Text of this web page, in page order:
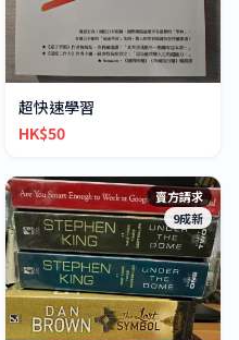
超快速學習
HK$50
賣方請求
9成新